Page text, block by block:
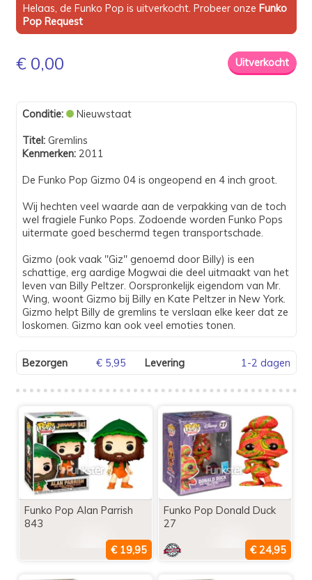
Helaas, de Funko Pop is uitverkocht. Probeer onze Funko
Pop Request
€ 0,00
Conditie:
Nieuwstaat
Titel:Gremlins
Kenmerken:2011
De Funko Pop Gizmo 04 is ongeopend en 4 inch groot.
Wij hechten veel waarde aan de verpakking van de toch
wel fragiele Funko Pops. Zodoende worden Funko Pops
uitermate goed beschermd tegen transportschade.
Gizmo (ook vaak "Giz" genoemd door Billy) is een
schattige, erg aardige Mogwai die deel uitmaakt van het
leven van Billy Peltzer. Oorspronkelijk eigendom van Mr.
Wing, woont Gizmo bij Billy en Kate Peltzer in New York.
Gizmo helpt Billy de gremlins te verslaan elke keer dat ze
loskomen. Gizmo kan ook veel emoties tonen.
Bezorgen € 5,95 Levering 1-2 dagen
Funko Pop Alan Parrish
843
Funko Pop Donald Duck
27